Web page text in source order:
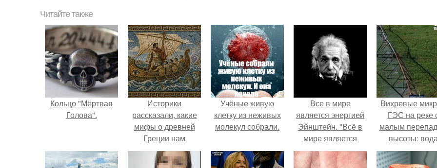
Читайте также
Кольцо "Мёртвая
Голова".
Историки
рассказали, какие
мифы о древней
Греции нам
навязало кино.
Учёные живую
клетку из неживых
молекул собрали.
Все в мире
является энергией
Эйнштейн. "Всё в
мире является
энергией.
Вихревые
ГЭС на реке
малым
высоты:
бетонной